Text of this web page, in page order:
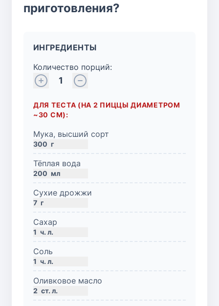
приготовления?
ИНГРЕДИЕНТЫ
Количество порций:
1
ДЛЯ ТЕСТА (НА 2 ПИЦЦЫ ДИАМЕТРОМ
~30 СМ):
Мука, высший сорт
300 г
Тёплая вода
200 мл
Сухие дрожжи
7 г
Сахар
1 ч. л.
Соль
1 ч. л.
Оливковое масло
2 ст. л.